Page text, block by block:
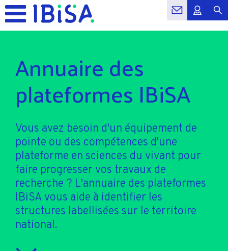
Annuaire des
plateformes IBiSA
Vous avez besoin d'un équipement de
pointe ou des compétences d'une
plateforme en sciences du vivant pour
faire progresser vos travaux de
recherche ? L'annuaire des plateformes
IBiSA vous aide à identifier les
structures labellisées sur le territoire
national.